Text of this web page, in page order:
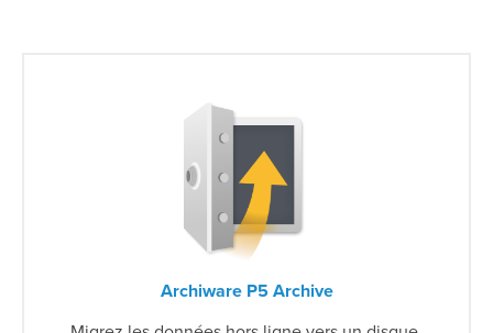
Archiware P5 Archive